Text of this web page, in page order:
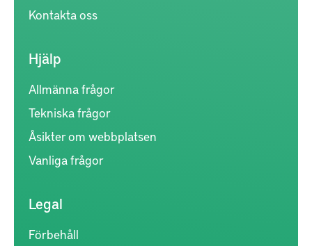
Kontakta oss
Hjälp
Allmänna frågor
Tekniska frågor
Åsikter om webbplatsen
Vanliga frågor
Legal
Förbehåll